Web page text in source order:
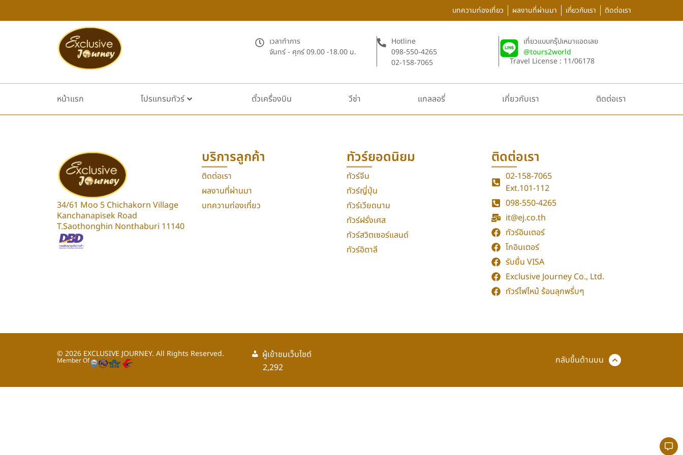
บทความท่องเที่ยว ผลงานที่ผ่านมา เกี่ยวกับเรา ติดต่อเรา
เวลาทำการ
จันทร์ - ศุกร์ 09.00 -18.00 น.
Hotline
098-550-4265
02-158-7065
เที่ยวแบบกรุ๊ปเหมาแอดเลย
@tours2world
Travel License : 11/06178
หน้าแรก โปรแกรมทัวร์ ตั๋วเครื่องบิน วีซ่า แกลลอรี่ เกี่ยวกับเรา ติดต่อเรา
34/61 Moo 5 Chichakorn Village
Kanchanapisek Road
T.Saothonghin Nonthaburi 11140
บริการลูกค้า
ติดต่อเรา
ผลงานที่ผ่านมา
บทความท่องเที่ยว
ทัวร์ยอดนิยม
ทัวร์จีน
ทัวร์ญี่ปุ่น
ทัวร์เวียดนาม
ทัวร์ฝรั่งเศส
ทัวร์สวิตเซอร์แลนด์
ทัวร์อิตาลี
ติดต่อเรา
02-158-7065
Ext.101-112
098-550-4265
it@ej.co.th
ทัวร์อินเตอร์
โกอินเตอร์
รับยื่น VISA
Exclusive Journey Co., Ltd.
ทัวร์ไฟไหม้ ร้อนลุกพรึ่บๆ
© 2026 EXCLUSIVE JOURNEY. All Rights Reserved.
Member Of
ผู้เข้าชมเว็บไซต์
2,292
กลับขึ้นด้านบน